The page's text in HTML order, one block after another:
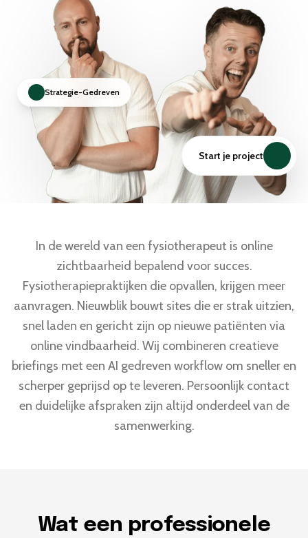
Strategie-Gedreven
Start je project
In de wereld van een fysiotherapeut is online
zichtbaarheid bepalend voor succes.
Fysiotherapiepraktijken die opvallen, krijgen meer
aanvragen. Nieuwblik bouwt sites die er strak uitzien,
snel laden en gericht zijn op nieuwe patiënten via
online vindbaarheid. Wij combineren creatieve
briefings met een AI gedreven workflow om sneller en
scherper geprijsd op te leveren. Persoonlijk contact
en duidelijke afspraken zijn altijd onderdeel van de
samenwerking.
Wat een professionele